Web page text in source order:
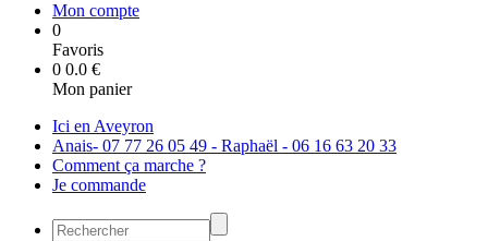
Mon compte
0
Favoris
0 0.0 €
Mon panier
Ici en Aveyron
Anais- 07 77 26 05 49 - Raphaël - 06 16 63 20 33
Comment ça marche ?
Je commande